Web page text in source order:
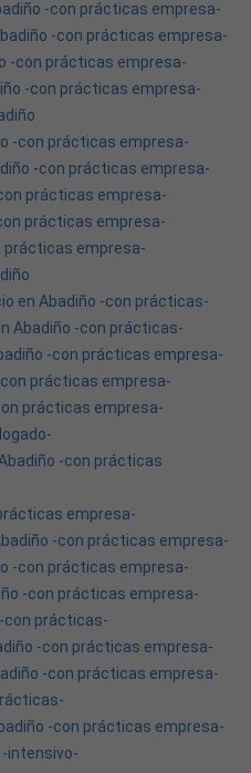
-con prácticas empresa-
-con prácticas empresa-
-con prácticas empresa-
-con prácticas empresa-
-con prácticas empresa-
-con prácticas empresa-
prácticas empresa-
prácticas empresa-
prácticas empresa-
en Abadiño -con prácticas-
Abadiño -con prácticas-
-con prácticas empresa-
prácticas empresa-
prácticas empresa-
-con prácticas
empresa-
-con prácticas empresa-
-con prácticas empresa-
-con prácticas empresa-
con prácticas-
-con prácticas empresa-
-con prácticas empresa-
-con prácticas empresa-
-intensivo-